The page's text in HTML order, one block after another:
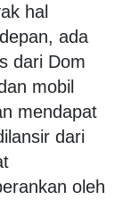
hal
ada
dari Dom
mobil
mendapat
dari
oleh